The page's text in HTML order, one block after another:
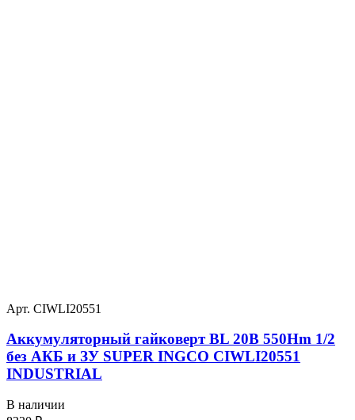
Арт. CIWLI20551
Аккумуляторный гайковерт BL 20В 550Hm 1/2
без АКБ и ЗУ SUPER INGCO CIWLI20551
INDUSTRIAL
В наличии